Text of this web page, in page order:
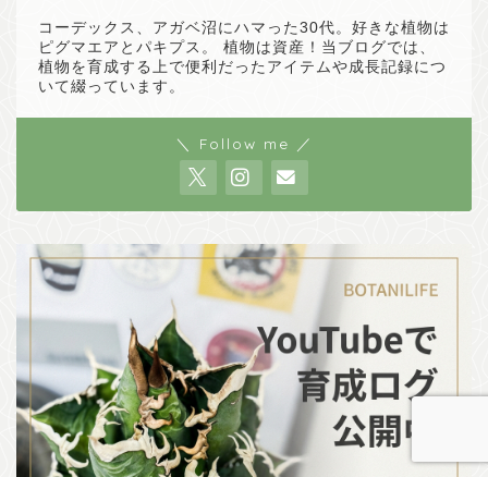
コーデックス、アガベ沼にハマった30代。好きな植物は
ピグマエアとパキプス。 植物は資産！当ブログでは、
植物を育成する上で便利だったアイテムや成長記録につ
いて綴っています。
＼ Follow me ／